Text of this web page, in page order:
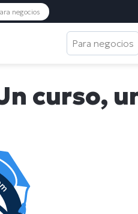
negocios
Para negocios
curso,